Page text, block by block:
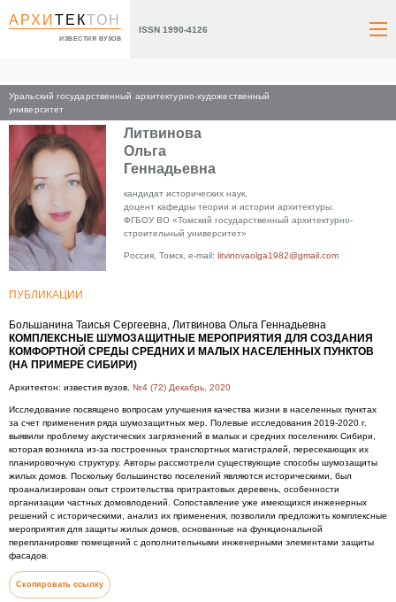
АРХИТЕКТОН
ИЗВЕСТИЯ ВУЗОВ
ISSN 1990-4126
Уральский государственный архитектурно-художественный
университет
Главная
Литвинова
Ольга
Геннадьевна
кандидат исторических наук,
доцент кафедры теории и истории архитектуры.
ФГБОУ ВО «Томский государственный архитектурно-
строительный университет»
Россия, Томск, e-mail: litvinovaolga1982@gmail.com
ПУБЛИКАЦИИ
Большанина Таисья Сергеевна, Литвинова Ольга Геннадьевна
КОМПЛЕКСНЫЕ ШУМОЗАЩИТНЫЕ МЕРОПРИЯТИЯ ДЛЯ СОЗДАНИЯ
КОМФОРТНОЙ СРЕДЫ СРЕДНИХ И МАЛЫХ НАСЕЛЕННЫХ ПУНКТОВ
(НА ПРИМЕРЕ СИБИРИ)
Архитектон: известия вузов. №4 (72) Декабрь, 2020
Исследование посвящено вопросам улучшения качества жизни в населенных пунктах
за счет применения ряда шумозащитных мер. Полевые исследования 2019-2020 г.
выявили проблему акустических загрязнений в малых и средних поселениях Сибири,
которая возникла из-за построенных транспортных магистралей, пересекающих их
планировочную структуру. Авторы рассмотрели существующие способы шумозащиты
жилых домов. Поскольку большинство поселений являются историческими, был
проанализирован опыт строительства притрактовых деревень, особенности
организации частных домовлодений. Сопоставление уже имеющихся инженерных
решений с историческими, анализ их применения, позволили предложить комплексные
мероприятия для защиты жилых домов, основанные на функциональной
перепланировке помещений с дополнительными инженерными элементами защиты
фасадов.
Скопировать ссылку